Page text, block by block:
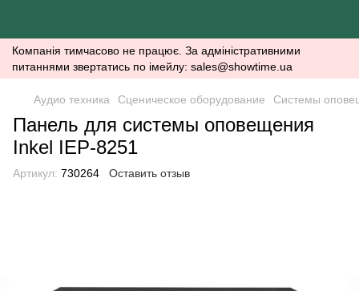
Компанія тимчасово не працює. За адміністративними
питаннями звертатись по імейлу: sales@showtime.ua
Аудио техника Сценическое оборудование Системы
Панель для системы оповещения
Inkel IEP-8251
Артикул: 730264 Оставить отзыв